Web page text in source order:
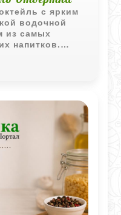
с ярким
водочной
из самых
напитков.
делает